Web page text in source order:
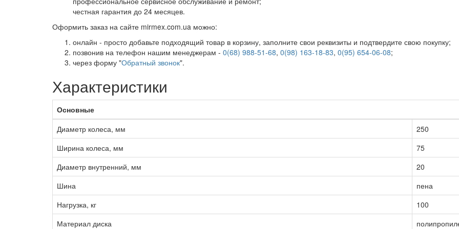
честная гарантия до 24 месяцев.
Оформить заказ на сайте mirmex.com.ua можно:
онлайн - просто добавьте подходящий товар в корзину, заполните свои реквизиты и подтвердите свою покупку;
позвонив на телефон нашим менеджерам - 0(68) 988-51-68, 0(98) 163-18-83, 0(95) 654-06-08;
через форму "Обратный звонок".
Характеристики
Основные
Диаметр колеса, мм
250
Ширина колеса, мм
75
Диаметр внутренний, мм
20
Шина
пена
Нагрузка, кг
100
Материал диска